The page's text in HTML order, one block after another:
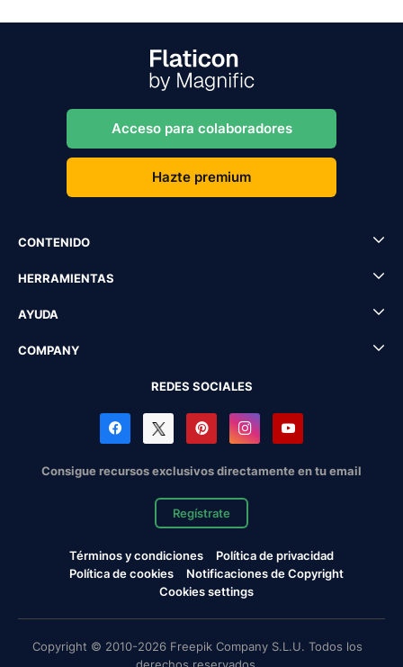
Acceso para colaboradores
Hazte premium
CONTENIDO
HERRAMIENTAS
AYUDA
COMPANY
REDES SOCIALES
Consigue recursos exclusivos directamente en tu email
Regístrate
Términos y condiciones
Política de privacidad
Política de cookies
Notificaciones de Copyright
Cookies settings
Copyright © 2010-2026 Freepik Company S.L.U. Todos los